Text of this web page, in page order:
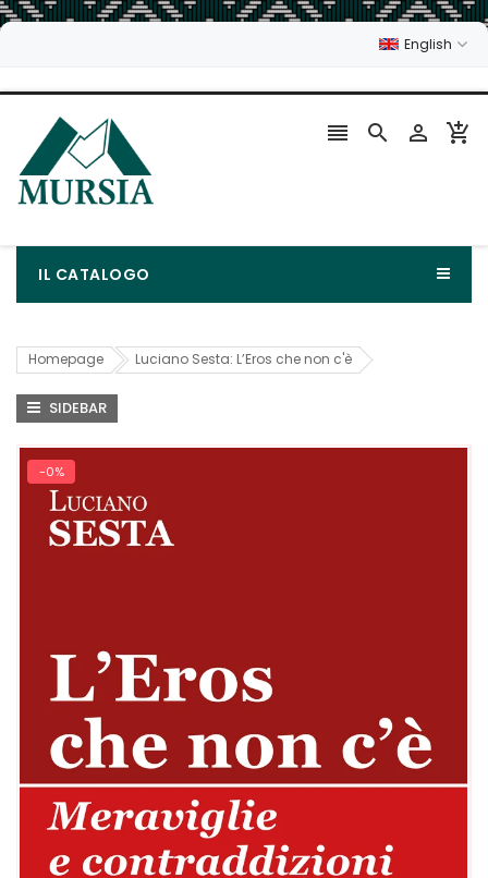
English
   
IL CATALOGO
Homepage Luciano Sesta: L’Eros che non c'è
SIDEBAR
-0%